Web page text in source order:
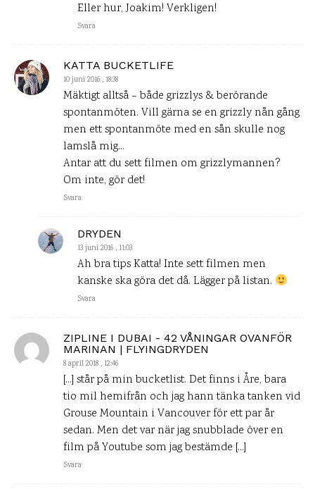
Eller hur, Joakim! Verkligen!
Svara
KATTA BUCKETLIFE
10 juni 2016 , 18:38
Mäktigt alltså – både grizzlys & berörande
spontanmöten. Vill gärna se en grizzly nån gång
men ett spontanmöte med en sån skulle nog
lamslå mig…
Antar att du sett filmen om grizzlymannen?
Om inte, gör det!
Svara
DRYDEN
13 juni 2016 , 11:03
Ah bra tips Katta! Inte sett filmen men
kanske ska göra det då. Lägger på listan.
Svara
ZIPLINE I DUBAI - 42 VÅNINGAR OVANFÖR
MARINAN | FLYINGDRYDEN
8 april 2018 , 12:46
[…] står på min bucketlist. Det finns i Åre, bara
tio mil hemifrån och jag hann tänka tanken vid
Grouse Mountain i Vancouver för ett par år
sedan. Men det var när jag snubblade över en
film på Youtube som jag bestämde […]
Svara